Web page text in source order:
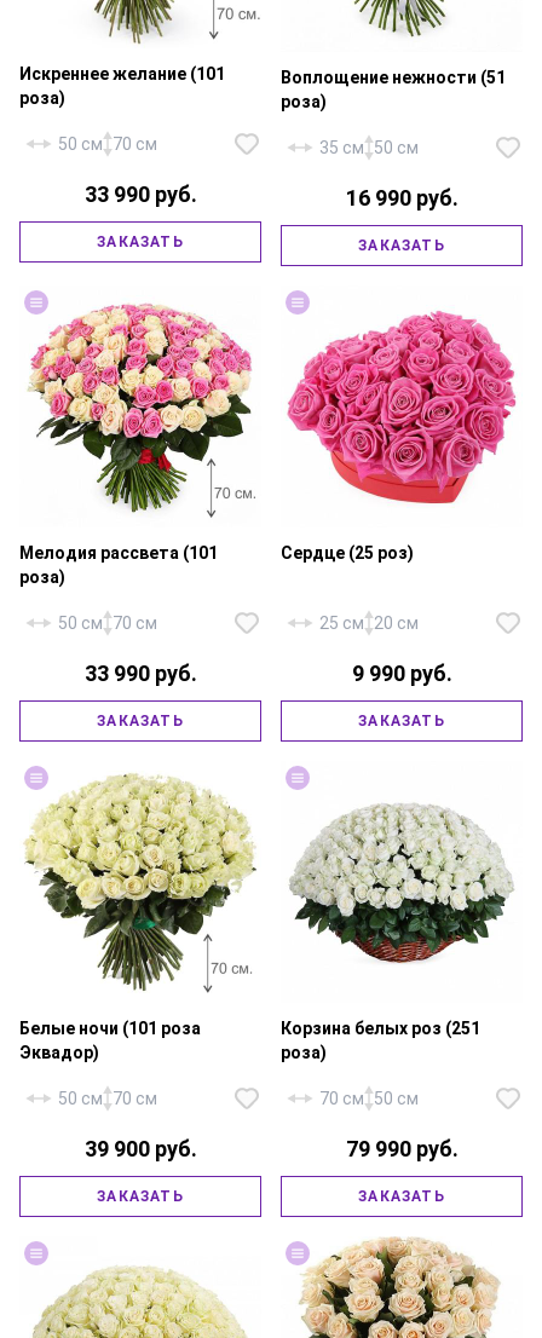
Роза «Россия Ред Наоми» — 50
шт., роза «Россия Аваланж» —
Искреннее желание (101
роза)
50 см 70 см
33 990 руб.
ЗАКАЗАТЬ
Роза «Россия Аваланж» — 25
Воплощение нежности (51
роза)
35 см 50 см
16 990 руб.
ЗАКАЗАТЬ
роза «Россия Аква» — 50 шт.,
Мелодия рассвета (101
роза)
50 см 70 см
33 990 руб.
ЗАКАЗАТЬ
коробка «Сердце» 20х20х10 см.,
Сердце (25 роз)
25 см 20 см
9 990 руб.
ЗАКАЗАТЬ
Роза «Эквадор Мондиаль» —
Белые ночи (101 роза
Эквадор)
50 см 70 см
39 900 руб.
ЗАКАЗАТЬ
шт., корзина большая,
Корзина белых роз (251
роза)
70 см 50 см
79 990 руб.
ЗАКАЗАТЬ